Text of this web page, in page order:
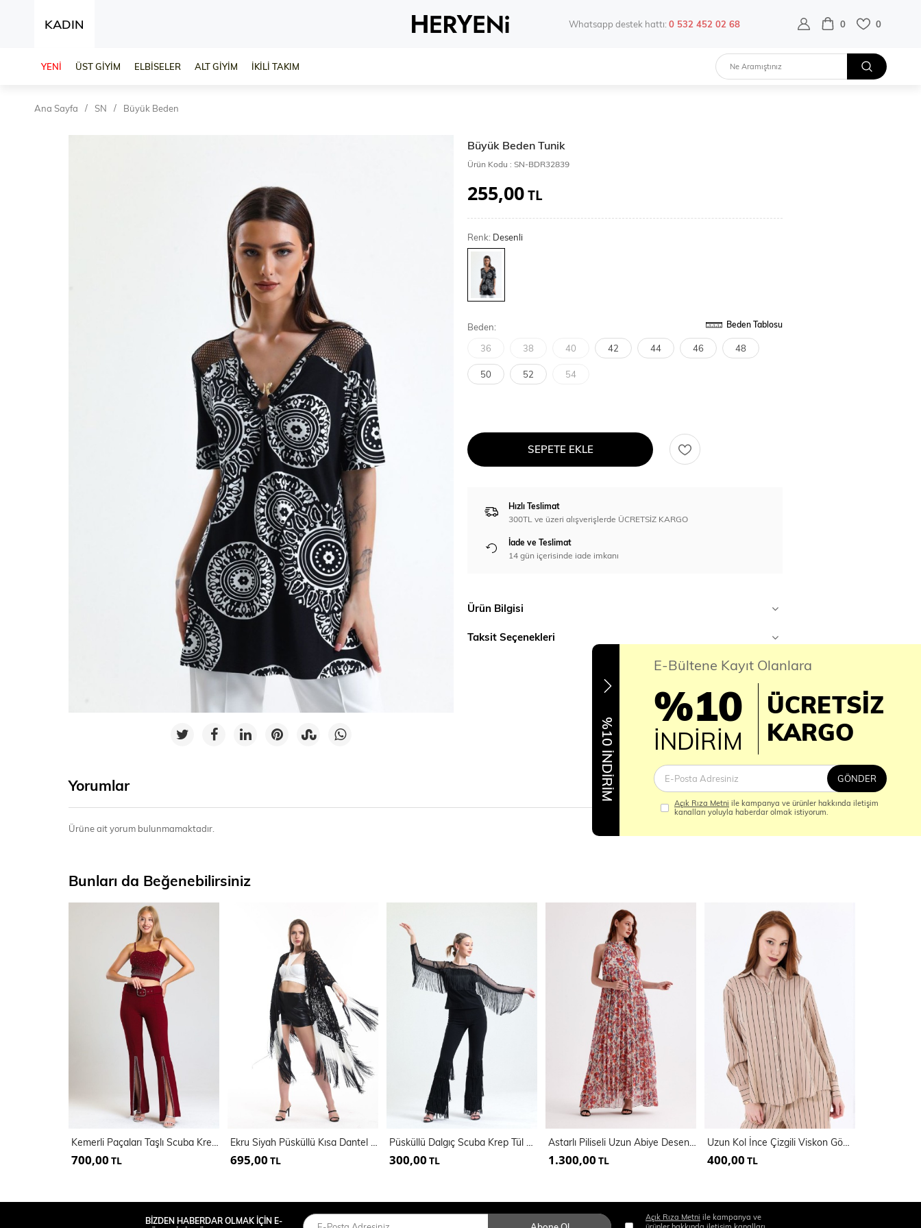
KADIN Whatsapp destek hattı:0 532 452 02 68 0 0
YENİ ÜST GİYİM ELBİSELER ALT GİYİM İKİLİ TAKIM
Ana Sayfa SN Büyük Beden
Büyük Beden Tunik
Ürün Kodu : SN-BDR32839
255,00TL
Renk: Desenli
Beden: Beden Tablosu
36 38 40 42 44 46 48
50 52 54
SEPETE EKLE
Hızlı Teslimat
300TL ve üzeri alışverişlerde ÜCRETSİZ KARGO
İade ve Teslimat
14 gün içerisinde iade imkanı
Ürün Bilgisi
Taksit Seçenekleri
Yorumlar
Ürüne ait yorum bulunmamaktadır.
Bunları da Beğenebilirsiniz
Kemerli Paçaları Taşlı Scuba Krep Abiye Büyük Beden Pantolon | Pnt34185
700,00 TL
Ekru Siyah Püsküllü Kısa Dantel Kimono | Kmno 34270
695,00 TL
Püsküllü Dalgıç Scuba Krep Tül Bluz | Blz33372
300,00 TL
Astarlı Piliseli Uzun Abiye Desenli Şifon Elbise | ELB35127SF
1.300,00 TL
Uzun Kol İnce Çizgili Viskon Gömlek | Gml35466
400,00 TL
%10 İNDİRİM
E-Bültene Kayıt Olanlara
%10
İNDİRİM
ÜCRETSİZ
KARGO
GÖNDER
Açık Rıza Metni ile kampanya ve ürünler hakkında iletişim
kanalları yoluyla haberdar olmak istiyorum.
BİZDEN HABERDAR OLMAK İÇİN E-
Açık Rıza Metni ile kampanya ve